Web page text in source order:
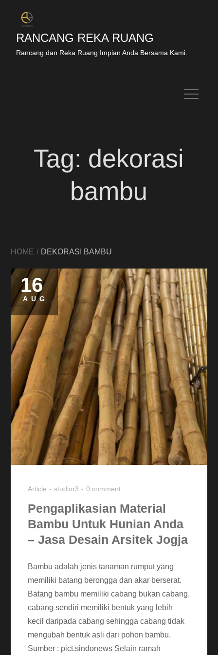
RANCANG REKA RUANG
Rancang dan Reka Ruang Impian Anda Bersama Kami.
Tag: dekorasi
bambu
HOME DEKORASI BAMBU
16
AUG
Article studior3 0 comment
Pengaplikasian Material
Bambu Untuk Hunian Anda
– Jasa Desain Arsitek Jogja
Bambu adalah jenis tanaman rumput yang
memiliki batang berongga dan akar berserat.
Batang bambu memiliki cabang bukan cabang,
cabang sendiri memiliki bentuk yang lebih
kecil daripada cabang sehingga cabang tidak
mengubah bentuk asli dari pohon bambu.
Sumber : pict.sindonews Selain ramah